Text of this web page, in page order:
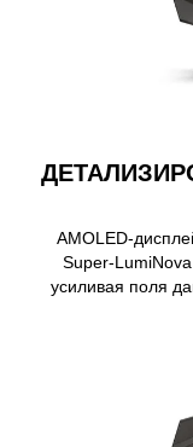
AMOLED-
Super-
усиливая поля